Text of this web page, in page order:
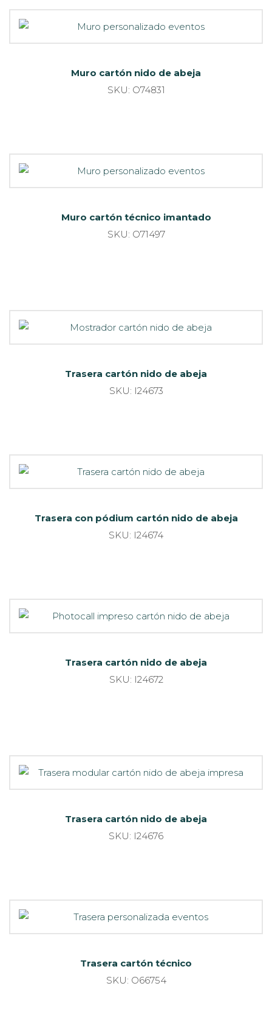
Muro cartón nido de abeja
SKU: O74831
Muro cartón técnico imantado
SKU: O71497
Trasera cartón nido de abeja
SKU: I24673
Trasera con pódium cartón nido de abeja
SKU: I24674
Trasera cartón nido de abeja
SKU: I24672
Trasera cartón nido de abeja
SKU: I24676
Trasera cartón técnico
SKU: O66754